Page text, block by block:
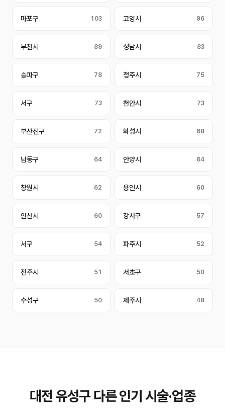
마포구 103 고양시 96
부천시 89 성남시 83
송파구 78 청주시 75
서구 73 천안시 73
부산진구 72 화성시 68
남동구 64 안양시 64
창원시 62 용인시 60
안산시 60 강서구 57
서구 54 파주시 52
전주시 51 서초구 50
수성구 50 제주시 48
대전 유성구 다른 인기 시술·업종